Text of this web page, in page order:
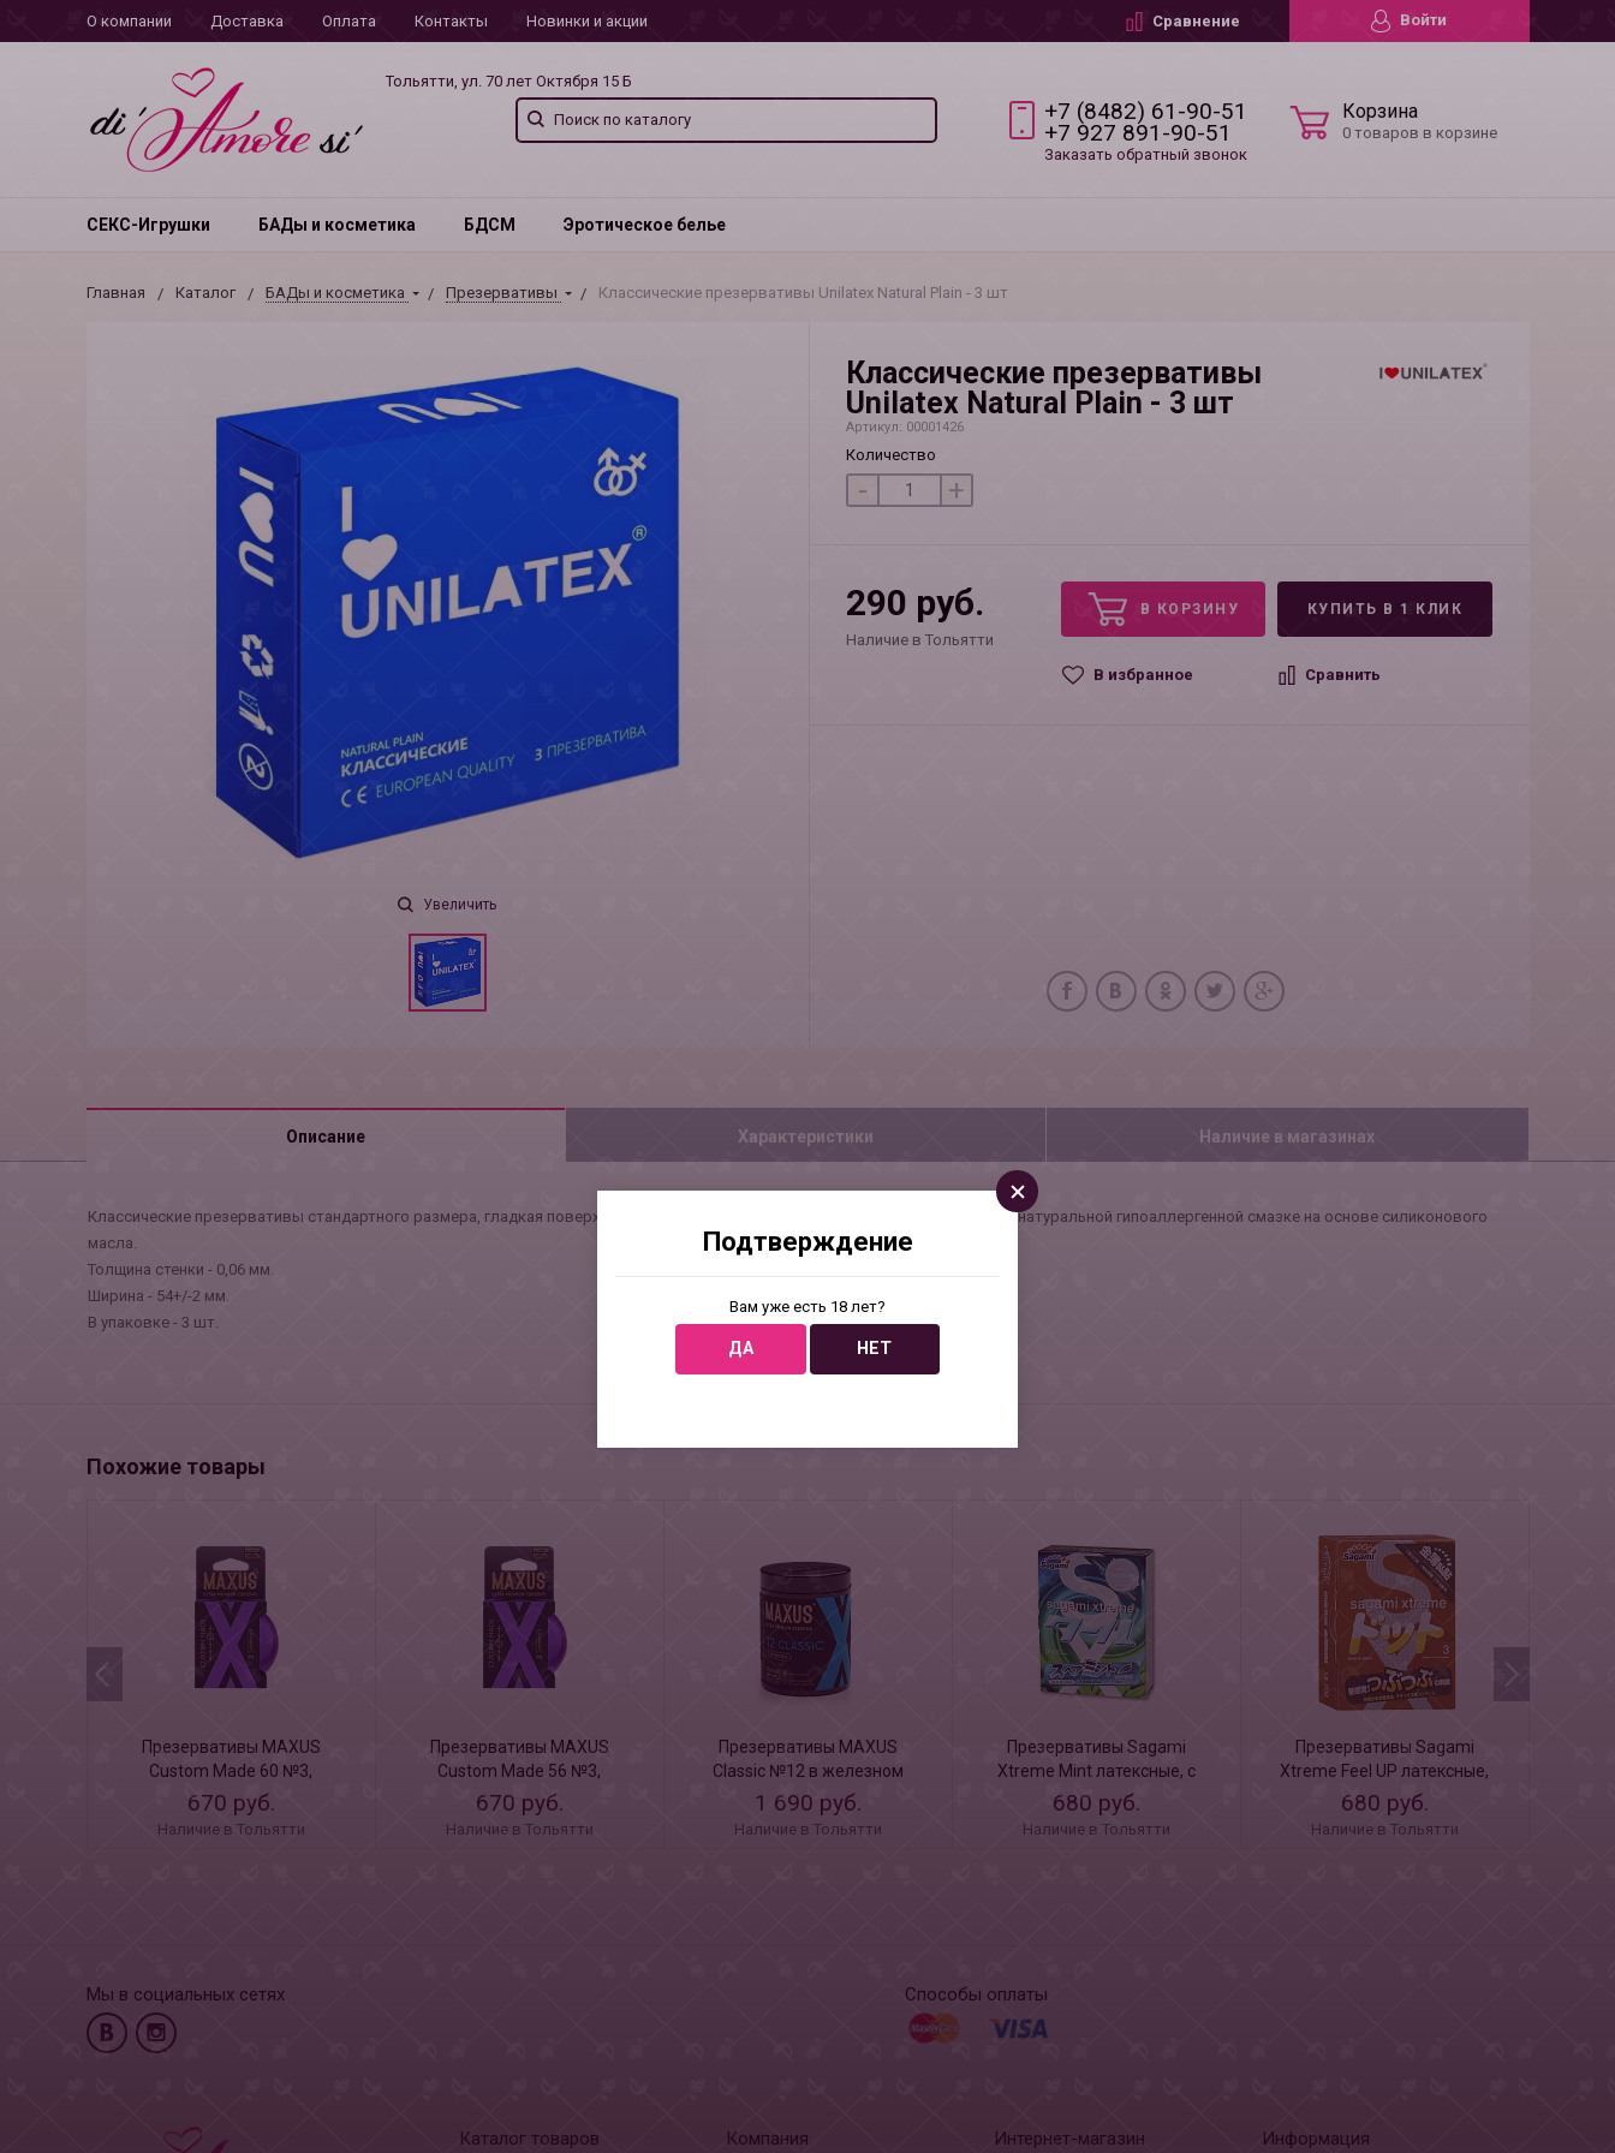
О компании Доставка Оплата Контакты Новинки и акции Сравнение Войти
Тольятти, ул. 70 лет Октября 15 Б
+7 (8482) 61-90-51
+7 927 891-90-51
Заказать обратный звонок
Корзина
0 товаров в корзине
СЕКС-Игрушки БАДы и косметика БДСМ Эротическое белье
Главная Каталог БАДы и косметика Презервативы Классические презервативы Unilatex Natural Plain - 3 шт
Увеличить
Классические презервативы
Unilatex Natural Plain - 3 шт
Артикул: 00001426
Количество
- +
290 руб.
Наличие в Тольятти
В КОРЗИНУ КУПИТЬ В 1 КЛИК
В избранное Сравнить
Описание Характеристики Наличие в магазинах
Классические презервативы стандартного размера, гладкая поверхность, латекс телесного цвета, эргономичной формы, в натуральной гипоаллергенной смазке на основе силиконового
масла.
Толщина стенки - 0,06 мм.
Ширина - 54+/-2 мм.
В упаковке - 3 шт.
Похожие товары
Презервативы MAXUS
Custom Made 60 №3,
увеличенные X-Edition, 3 шт
670 руб.
Наличие в Тольятти
Презервативы MAXUS
Custom Made 56 №3,
увеличенные X-Edition, 3 шт
670 руб.
Наличие в Тольятти
Презервативы MAXUS
Classic №12 в железном
кейсе X-Edition, 12 шт
1 690 руб.
Наличие в Тольятти
Презервативы Sagami
Xtreme Mint латексные, с
ароматом мяты 3 шт
680 руб.
Наличие в Тольятти
Презервативы Sagami
Xtreme Feel UP латексные,
усиливающие ощущения 3
шт
680 руб.
Наличие в Тольятти
Мы в социальных сетях Способы оплаты
Каталог товаров Компания Интернет-магазин Информация
Подтверждение
Вам уже есть 18 лет?
ДА НЕТ